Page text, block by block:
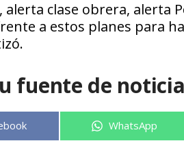
alerta clase obrera, alerta
a estos planes para
fuente de
Compartir
WhatsApp